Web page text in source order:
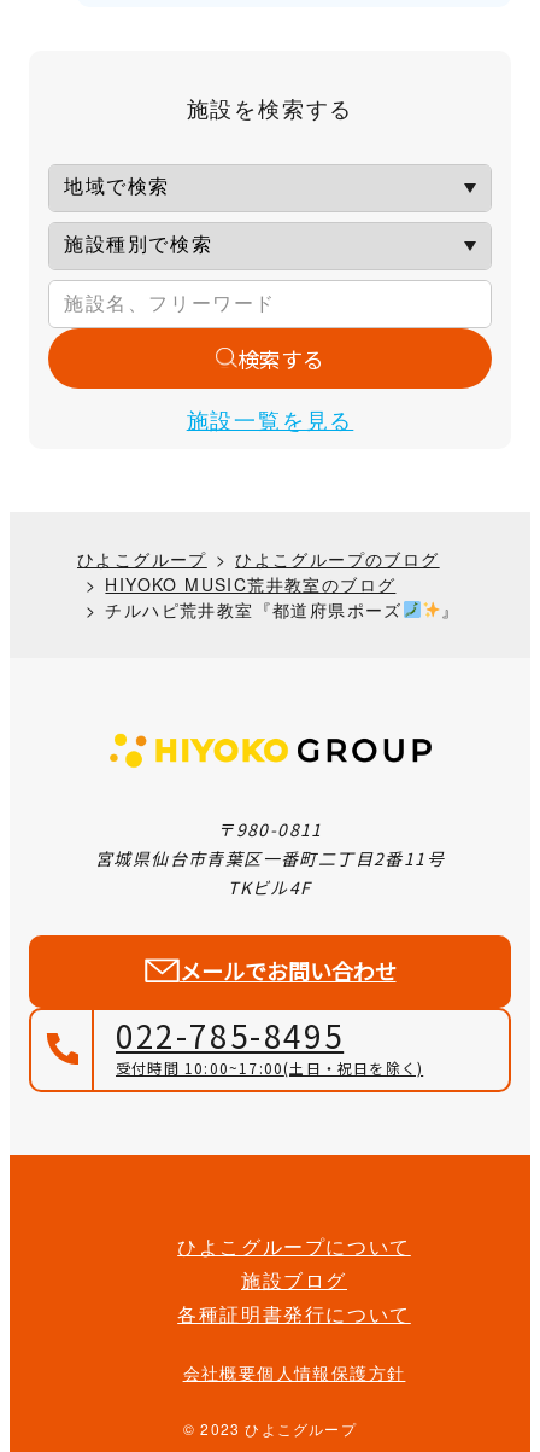
施設を検索する
施設一覧を見る
検索する
ひよこグループ
ひよこグループのブログ
HIYOKO MUSIC荒井教室のブログ
チルハピ荒井教室『都道府県ポーズ
』
〒980-0811
宮城県仙台市青葉区一番町二丁目2番11号
TKビル4F
メールでお問い合わせ
022-785-8495
受付時間 10:00~17:00(土日・祝日を除く)
ひよこグループについて
施設ブログ
各種証明書発行について
会社概要個人情報保護方針
© 2023 ひよこグループ